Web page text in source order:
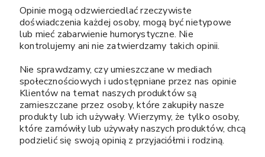
Opinie mogą odzwierciedlać rzeczywiste
doświadczenia każdej osoby, mogą być nietypowe
lub mieć zabarwienie humorystyczne. Nie
kontrolujemy ani nie zatwierdzamy takich opinii.
Nie sprawdzamy, czy umieszczane w mediach
społecznościowych i udostępniane przez nas opinie
Klientów na temat naszych produktów są
zamieszczane przez osoby, które zakupiły nasze
produkty lub ich używały. Wierzymy, że tylko osoby,
które zamówiły lub używały naszych produktów, chcą
podzielić się swoją opinią z przyjaciółmi i rodziną.